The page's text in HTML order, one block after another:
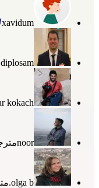
xavidum
diplosam
kokach
noor
olga b.